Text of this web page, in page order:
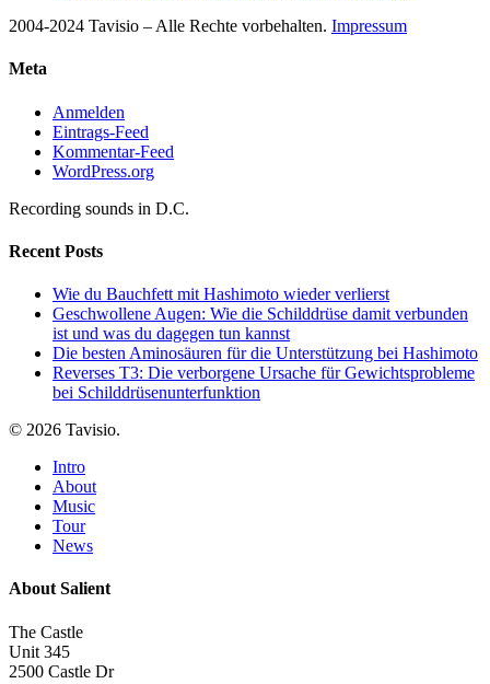
2004-2024 Tavisio – Alle Rechte vorbehalten. Impressum
Meta
Anmelden
Eintrags-Feed
Kommentar-Feed
WordPress.org
Recording sounds in D.C.
Recent Posts
Wie du Bauchfett mit Hashimoto wieder verlierst
Geschwollene Augen: Wie die Schilddrüse damit verbunden
ist und was du dagegen tun kannst
Die besten Aminosäuren für die Unterstützung bei Hashimoto
Reverses T3: Die verborgene Ursache für Gewichtsprobleme
bei Schilddrüsenunterfunktion
© 2026 Tavisio.
Close
Menu
Intro
About
Music
Tour
News
About Salient
The Castle
Unit 345
2500 Castle Dr